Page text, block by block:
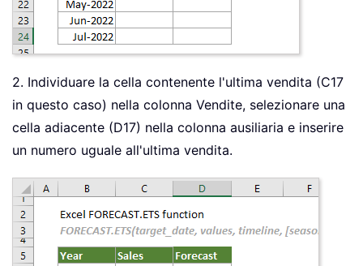
2. Individuare la cella contenente l'ultima vendita (C17
in questo caso) nella colonna Vendite, selezionare una
cella adiacente (D17) nella colonna ausiliaria e inserire
un numero uguale all'ultima vendita.